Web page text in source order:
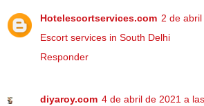
Hotelescortservices.com 2 de
Escort services in South Delhi
Responder
diyaroy.com 4 de abril de 2021 a